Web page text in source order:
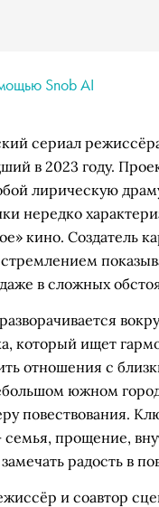
Snob AI
сериал
в 2023 году.
лирическую
нередко
кино. Создатель
в сложных
который ищет
отношения с
южном
повествования.
семья, прощение,
радость в
и соавтор